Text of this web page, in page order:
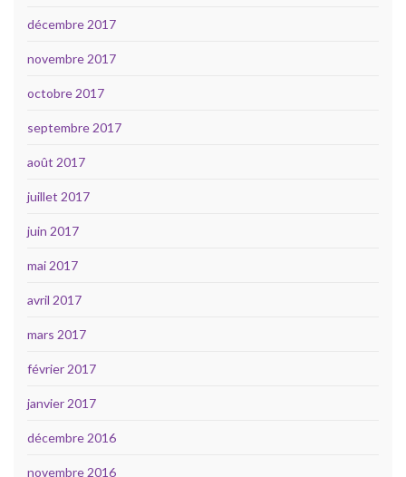
décembre 2017
novembre 2017
octobre 2017
septembre 2017
août 2017
juillet 2017
juin 2017
mai 2017
avril 2017
mars 2017
février 2017
janvier 2017
décembre 2016
novembre 2016